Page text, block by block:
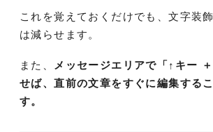
これを覚えておくだけでも、文字装
は減らせます。
また、
メッセージエリアで「↑キー
せば、直前の文章をすぐに編集する
す。